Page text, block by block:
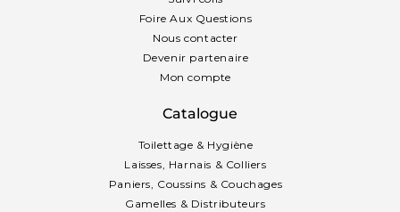
Foire Aux Questions
Nous contacter
Devenir partenaire
Mon compte
Catalogue
Toilettage & Hygiène
Laisses, Harnais & Colliers
Paniers, Coussins & Couchages
Gamelles & Distributeurs